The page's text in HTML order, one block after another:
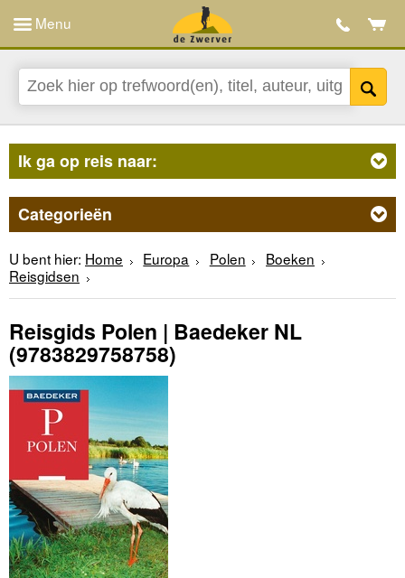
Menu
Ik ga op reis naar:
Categorieën
U bent hier: Home Europa Polen
Boeken
Reisgidsen
Reisgids Polen | Baedeker NL
(9783829758758)